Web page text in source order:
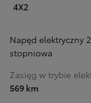
4X2
Napęd elektryczny
stopniowa
Zasięg w trybie
569 km